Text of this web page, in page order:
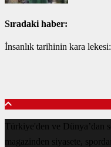
Sıradaki haber:
İnsanlık tarihinin kara
Türkiye'den ve Dünya’dan
magazinden siyasete,